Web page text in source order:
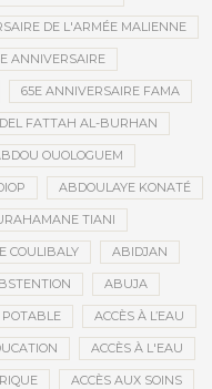
DE L'ARMÉE MALIENNE
ANNIVERSAIRE
65E ANNIVERSAIRE FAMA
FATTAH AL-BURHAN
OUOLOGUEM
ABDOULAYE KONATÉ
TIANI
COULIBALY ABIDJAN
ABUJA
ACCÈS À L’EAU
ACCÈS À L'EAU
ACCÈS AUX SOINS